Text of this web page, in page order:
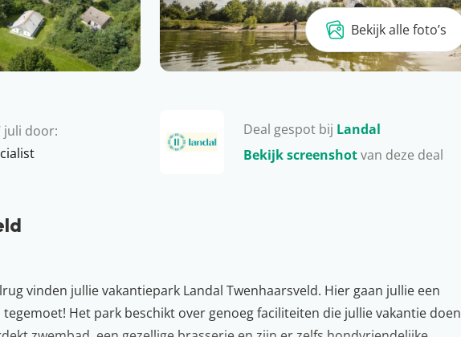
Bekijk alle foto’s
juli door:
Deal gespot bij Landal
Bekijk screenshotvan deze deal
vinden jullie vakantiepark Landal Twenhaarsveld. Hier gaan jullie een
Het park beschikt over genoeg faciliteiten die jullie vakantie doen